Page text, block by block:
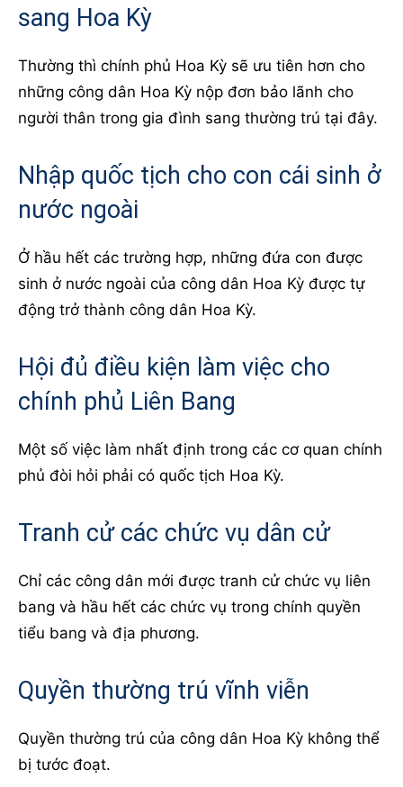
sang Hoa Kỳ
Thường thì chính phủ Hoa Kỳ sẽ ưu tiên hơn cho
những công dân Hoa Kỳ nộp đơn bảo lãnh cho
người thân trong gia đình sang thường trú tại đây.
Nhập quốc tịch cho con cái sinh ở
nước ngoài
Ở hầu hết các trường hợp, những đứa con được
sinh ở nước ngoài của công dân Hoa Kỳ được tự
động trở thành công dân Hoa Kỳ.
Hội đủ điều kiện làm việc cho
chính phủ Liên Bang
Một số việc làm nhất định trong các cơ quan chính
phủ đòi hỏi phải có quốc tịch Hoa Kỳ.
Tranh cử các chức vụ dân cử
Chỉ các công dân mới được tranh cử chức vụ liên
bang và hầu hết các chức vụ trong chính quyền
tiểu bang và địa phương.
Quyền thường trú vĩnh viễn
Quyền thường trú của công dân Hoa Kỳ không thể
bị tước đoạt.